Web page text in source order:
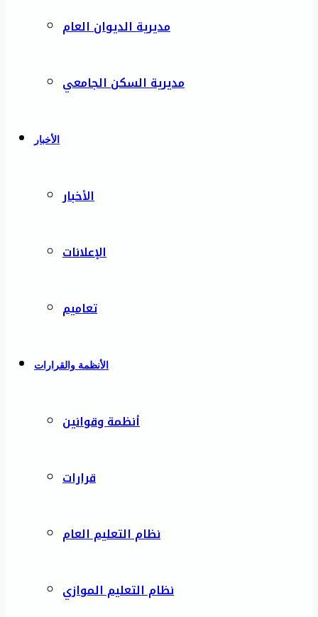
مديرية الديوان العام
مديرية السكن الجامعي
الأخبار
الأخبار
الإعلانات
تعاميم
الأنظمة والقرارات
أنظمة وقوانين
قرارات
نظام التعليم العام
نظام التعليم الموازي